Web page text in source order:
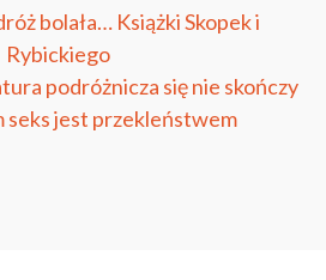
bolała… Książki Skopek i
Rybickiego
podróżnicza się nie skończy
seks jest przekleństwem